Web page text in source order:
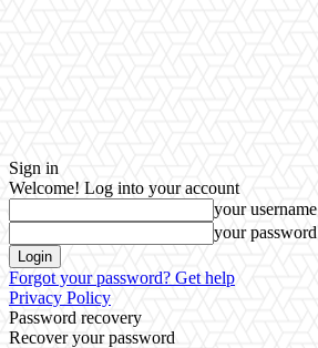
Sign in
Welcome! Log into your account
your username
your password
Forgot your password? Get help
Privacy Policy
Password recovery
Recover your password